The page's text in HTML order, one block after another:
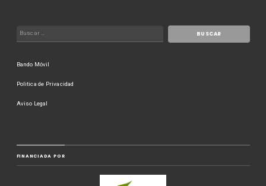
Bando Móvil
Politica de Privacidad
Aviso Legal
FINANCIADA POR